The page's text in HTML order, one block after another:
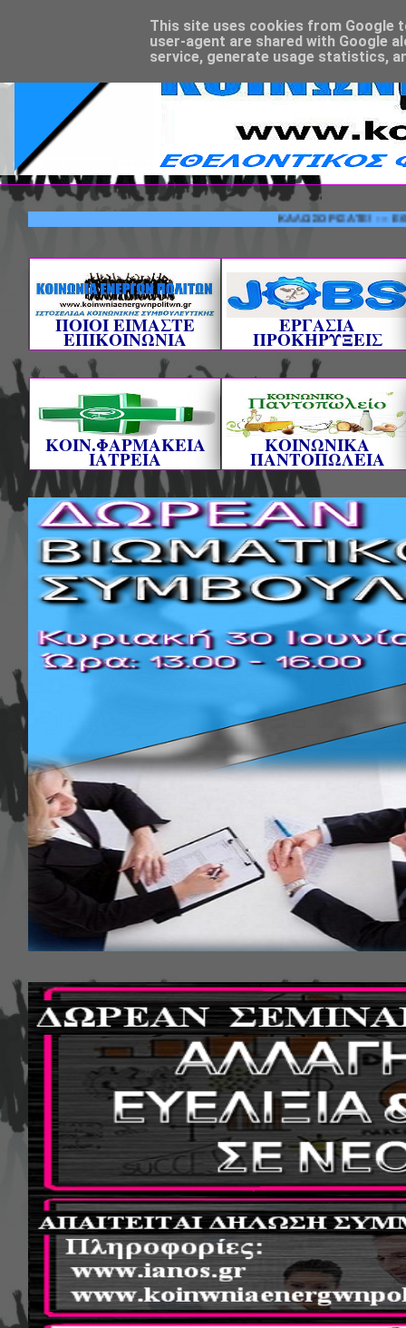
ΚΑΛΩΣΟΡΙΣΑΤΕ! ---
ΠΟΙΟΙ ΕΙΜΑΣΤΕ
ΕΠΙΚΟΙΝΩΝΙΑ
ΕΡΓΑΣΙΑ
ΠΡΟΚΗΡΥΞΕΙΣ
ΚΟΙΝ.ΦΑΡΜΑΚΕΙΑ
ΙΑΤΡΕΙΑ
ΚΟΙΝΩΝΙΚΑ
ΠΑΝΤΟΠΩΛΕΙΑ
This site uses cookies from Google
user-agent are shared with Google
service, generate usage statistics,